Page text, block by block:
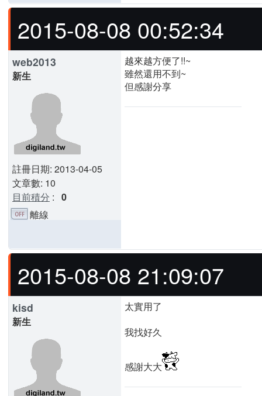
2015-08-08 00:52:34
web2013
新生
註冊日期: 2013-04-05
文章數: 10
目前積分 : 0
越來越方便了!!~
雖然還用不到~
但感謝分享
離線
2015-08-08 21:09:07
kisd
新生
太實用了
我找好久
感謝大大